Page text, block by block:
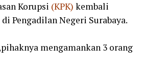
Korupsi (KPK) kembali
di Pengadilan Negeri Surabaya.
mengamankan 3 orang